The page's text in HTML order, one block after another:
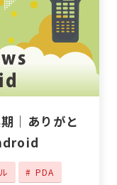
｜ありがと
PDA